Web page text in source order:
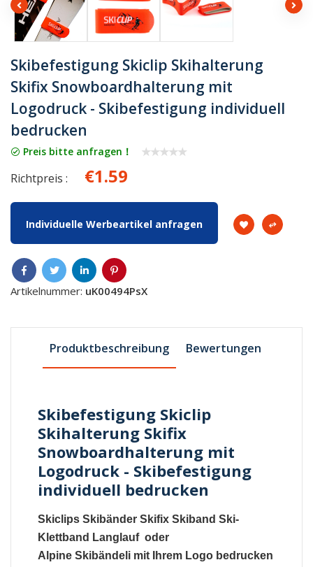
Skibefestigung Skiclip Skihalterung
Skifix Snowboardhalterung mit
Logodruck - Skibefestigung individuell
bedrucken
Preis bitte anfragen！
Richtpreis : €1.59
Individuelle Werbeartikel anfragen
Artikelnummer: uK00494PsX
Produktbeschreibung Bewertungen
Skibefestigung Skiclip
Skihalterung Skifix
Snowboardhalterung mit
Logodruck - Skibefestigung
individuell bedrucken
Skiclips Skibänder Skifix Skiband Ski-
Klettband Langlauf oder
AlpineSkibändeli mit Ihrem Logo bedrucken